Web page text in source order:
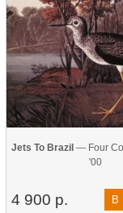
Jets To Brazil — Four
'00
4 900 р. В